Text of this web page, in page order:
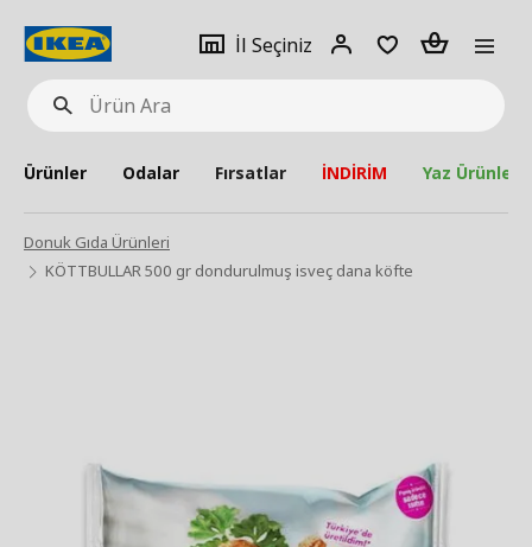
Ürün
Ara
İl Seçiniz
Giriş
Adet
Ürünler Odalar Fırsatlar İNDİRİM Yaz Ürünleri
Donuk Gıda Ürünleri
KÖTTBULLAR 500 gr dondurulmuş isveç dana köfte